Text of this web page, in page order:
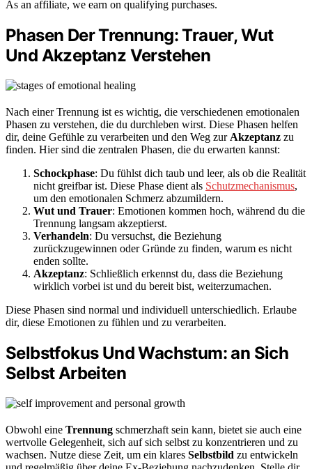
As an affiliate, we earn on qualifying purchases.
Phasen Der Trennung: Trauer, Wut
Und Akzeptanz Verstehen
Nach einer Trennung ist es wichtig, die verschiedenen emotionalen
Phasen zu verstehen, die du durchleben wirst. Diese Phasen helfen
dir, deine Gefühle zu verarbeiten und den Weg zur Akzeptanz zu
finden. Hier sind die zentralen Phasen, die du erwarten kannst:
Schockphase: Du fühlst dich taub und leer, als ob die Realität
nicht greifbar ist. Diese Phase dient als Schutzmechanismus,
um den emotionalen Schmerz abzumildern.
Wut und Trauer: Emotionen kommen hoch, während du die
Trennung langsam akzeptierst.
Verhandeln: Du versuchst, die Beziehung
zurückzugewinnen oder Gründe zu finden, warum es nicht
enden sollte.
Akzeptanz: Schließlich erkennst du, dass die Beziehung
wirklich vorbei ist und du bereit bist, weiterzumachen.
Diese Phasen sind normal und individuell unterschiedlich. Erlaube
dir, diese Emotionen zu fühlen und zu verarbeiten.
Selbstfokus Und Wachstum: an Sich
Selbst Arbeiten
Obwohl eine Trennung schmerzhaft sein kann, bietet sie auch eine
wertvolle Gelegenheit, sich auf sich selbst zu konzentrieren und zu
wachsen. Nutze diese Zeit, um ein klares Selbstbild zu entwickeln